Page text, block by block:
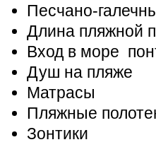
Песчано-
Длина пляжной
Вход в море
Душ на пляже
Матрасы
Пляжные
Зонтики